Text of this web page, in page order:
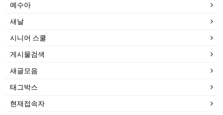
예수아
새날
시니어 스쿨
게시물검색
새글모음
태그박스
현재접속자